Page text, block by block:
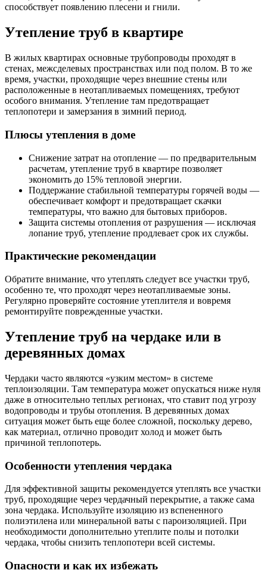
способствует появлению плесени и гнили.
Утепление труб в квартире
В жилых квартирах основные трубопроводы проходят в
стенах, межсделевых пространствах или под полом. В то же
время, участки, проходящие через внешние стены или
расположенные в неотапливаемых помещениях, требуют
особого внимания. Утепление там предотвращает
теплопотери и замерзания в зимний период.
Плюсы утепления в доме
Снижение затрат на отопление — по предварительным
расчетам, утепление труб в квартире позволяет
экономить до 15% тепловой энергии.
Поддержание стабильной температуры горячей воды —
обеспечивает комфорт и предотвращает скачки
температуры, что важно для бытовых приборов.
Защита системы отопления от разрушения — исключая
лопание труб, утепление продлевает срок их службы.
Практические рекомендации
Обратите внимание, что утеплять следует все участки труб,
особенно те, что проходят через неотапливаемые зоны.
Регулярно проверяйте состояние утеплителя и вовремя
ремонтируйте поврежденные участки.
Утепление труб на чердаке или в
деревянных домах
Чердаки часто являются «узким местом» в системе
теплоизоляции. Там температура может опускаться ниже нуля
даже в относительно теплых регионах, что ставит под угрозу
водопроводы и трубы отопления. В деревянных домах
ситуация может быть еще более сложной, поскольку дерево,
как материал, отлично проводит холод и может быть
причиной теплопотерь.
Особенности утепления чердака
Для эффективной защиты рекомендуется утеплять все участки
труб, проходящие через чердачный перекрытие, а также сама
зона чердака. Используйте изоляцию из вспененного
полиэтилена или минеральной ваты с пароизоляцией. При
необходимости дополнительно утеплите полы и потолки
чердака, чтобы снизить теплопотери всей системы.
Опасности и как их избежать